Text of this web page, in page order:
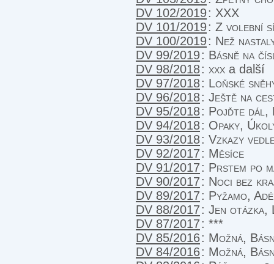
DV 102/2019: XXX
DV 101/2019: Z volební
DV 100/2019: Než
DV 99/2019: Básně na
DV 98/2018: xxx a další
DV 97/2018: Loňské
DV 96/2018: Ještě na
DV 95/2018: Pojďte dál,
DV 94/2018: Opaky,
DV 93/2018: Vzkazy
DV 92/2017: Měsíce
DV 91/2017: Prstem po
DV 90/2017: Noci bez
DV 89/2017: Pyžamo,
DV 88/2017: Jen otázka,
DV 87/2017: ***
DV 85/2016: Možná,
DV 84/2016: Možná,